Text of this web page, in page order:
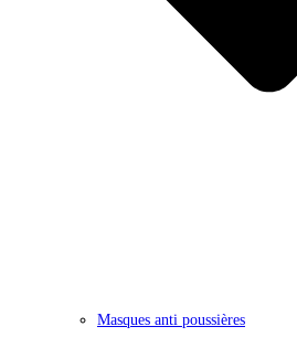
Masques anti poussières